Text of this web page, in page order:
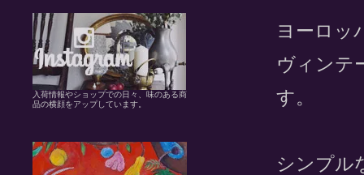
ヨーロッ
ヴィンテ
す。
シンプル
入荷情報やショップでの日々、味のある商
品の横顔をアップしています。